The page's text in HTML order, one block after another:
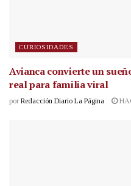
CURIOSIDADES
Avianca convierte un
real para familia viral
por Redacción Diario La Página